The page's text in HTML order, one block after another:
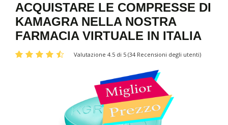
ACQUISTARE LE COMPRESSE DI
KAMAGRA NELLA NOSTRA
FARMACIA VIRTUALE IN ITALIA
Valutazione 4.5 di 5 (34 Recensioni degli utenti)